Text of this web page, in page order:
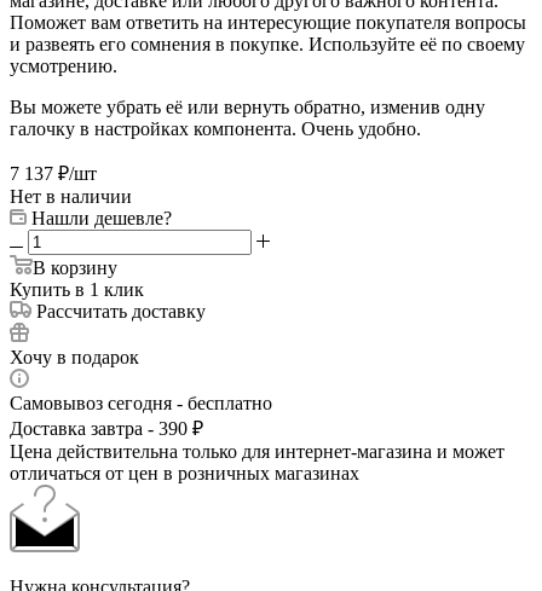
Поможет вам ответить на интересующие покупателя вопросы
и развеять его сомнения в покупке. Используйте её по своему
усмотрению.
Вы можете убрать её или вернуть обратно, изменив одну
галочку в настройках компонента. Очень удобно.
7 137 ₽/шт
Нет в наличии
Нашли дешевле?
В корзину
Купить в 1 клик
Рассчитать доставку
Хочу в подарок
Самовывоз сегодня - бесплатно
Доставка завтра - 390 ₽
Цена действительна только для интернет-магазина и может
отличаться от цен в розничных магазинах
Нужна консультация?